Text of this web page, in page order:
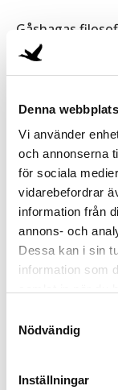
Denna
Vi använder
och annonserna
för sociala
vidarebefordrar
information från
annons- och
Dessa kan i sin
information som
Nödvändig
Inställningar
Gåshagas
kundernas
bara om att
och personligt
betraktas som
efter både
förutsättningar.
kraftig
away-lösning
Vi ser varje
inga
varje uppdrag
och behov. Det
fungerar i